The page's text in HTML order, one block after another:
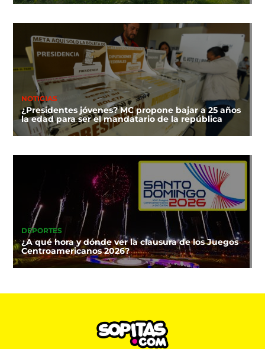
NOTICIAS
¿Presidentes jóvenes? MC propone bajar a 25 años
la edad para ser el mandatario de la república
DEPORTES
¿A qué hora y dónde ver la clausura de los Juegos
Centroamericanos 2026?